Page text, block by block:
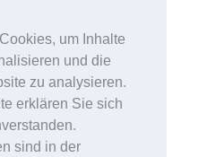
um Inhalte
und die
zu analysieren.
erklären Sie sich
sind in der